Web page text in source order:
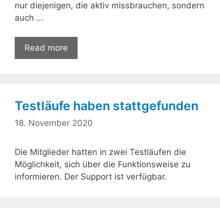
nur diejenigen, die aktiv missbrauchen, sondern
auch …
Read more
Testläufe haben stattgefunden
18. November 2020
Die Mitglieder hatten in zwei Testläufen die
Möglichkeit, sich über die Funktionsweise zu
informieren. Der Support ist verfügbar.